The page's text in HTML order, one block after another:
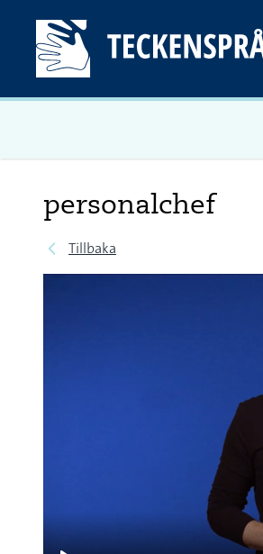
personalchef
Tillbaka